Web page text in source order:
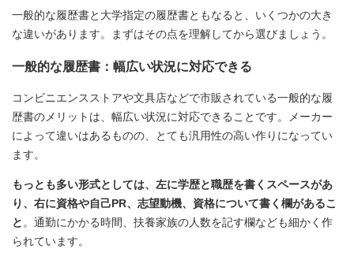
一般的な履歴書と大学指定の履歴書ともなると、いくつかの大き
な違いがあります。まずはその点を理解してから選びましょう。
一般的な履歴書：幅広い状況に対応できる
コンビニエンスストアや文具店などで市販されている一般的な履
歴書のメリットは、幅広い状況に対応できることです。メーカー
によって違いはあるものの、とても汎用性の高い作りになってい
ます。
もっとも多い形式としては、左に学歴と職歴を書くスペースがあ
り、右に資格や自己PR、志望動機、資格について書く欄があるこ
と 。通勤にかかる時間、扶養家族の人数を記す欄なども細かく作
られています。